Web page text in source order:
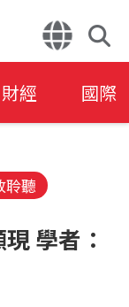
財經 國際
聆聽
學者：